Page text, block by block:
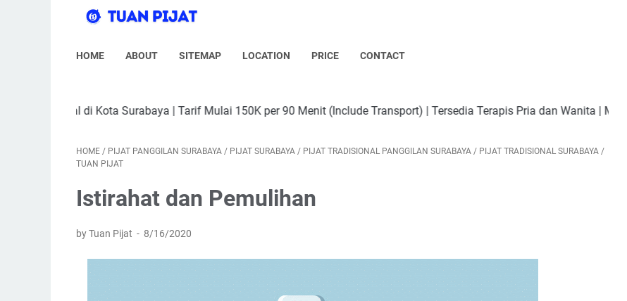
HOME ABOUT SITEMAP LOCATION PRICE CONTACT
| Tarif Mulai 150K per 90 Menit (Include Transport) | Tersedia Terapis Pria dan Wanita | Melayani Panggilan Untuk
HOME / PIJAT PANGGILAN SURABAYA / PIJAT SURABAYA / PIJAT TRADISIONAL PANGGILAN SURABAYA / PIJAT TRADISIONAL SURABAYA /
TUAN PIJAT
Istirahat dan Pemulihan
by Tuan Pijat 8/16/2020